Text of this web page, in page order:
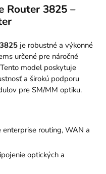
Router 3825 –
je robustné a výkonné
určené pre náročné
model poskytuje
a širokú podporu
pre SM/MM optiku.
enterprise routing, WAN a
optických a